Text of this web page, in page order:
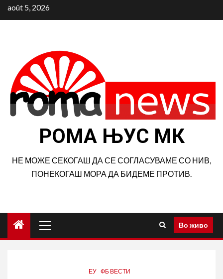
Aller
au
août 5, 2026
РОМА ЊУС МК
НЕ МОЖЕ СЕКОГАШ ДА СЕ СОГЛАСУВАМЕ СО НИВ,
ПОНЕКОГАШ МОРА ДА БИДЕМЕ ПРОТИВ.
principal
Во живо
ЕУ ФБ ВЕСТИ